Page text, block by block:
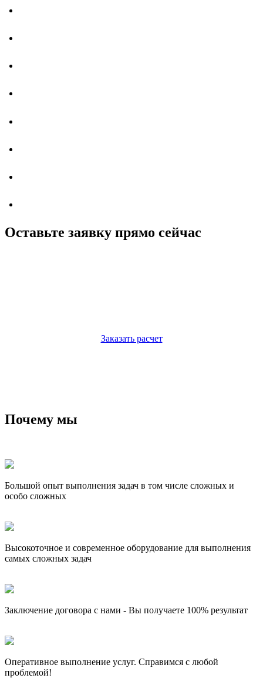
Оставьте заявку прямо сейчас
Заказать расчет
Почему мы
Большой опыт выполнения задач в том числе сложных и
особо сложных
Высокоточное и современное оборудование для выполнения
самых сложных задач
Заключение договора с нами - Вы получаете 100% результат
Оперативное выполнение услуг. Справимся с любой
проблемой!